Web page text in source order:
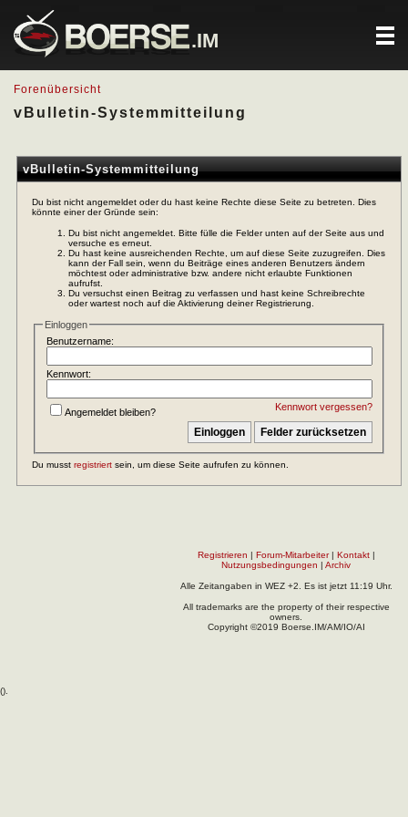
.IM
Forenübersicht
vBulletin-Systemmitteilung
vBulletin-Systemmitteilung
Du bist nicht angemeldet oder du hast keine Rechte diese Seite zu betreten. Dies
könnte einer der Gründe sein:
Du bist nicht angemeldet. Bitte fülle die Felder unten auf der Seite aus und
versuche es erneut.
Du hast keine ausreichenden Rechte, um auf diese Seite zuzugreifen. Dies
kann der Fall sein, wenn du Beiträge eines anderen Benutzers ändern
möchtest oder administrative bzw. andere nicht erlaubte Funktionen
aufrufst.
Du versuchst einen Beitrag zu verfassen und hast keine Schreibrechte
oder wartest noch auf die Aktivierung deiner Registrierung.
Einloggen
Benutzername:
Kennwort:
Kennwort vergessen?
Angemeldet bleiben?
Du musst registriert sein, um diese Seite aufrufen zu können.
Registrieren | Forum-Mitarbeiter| Kontakt|
Nutzungsbedingungen | Archiv
Alle Zeitangaben in WEZ +2. Es ist jetzt 11:19 Uhr.
All trademarks are the property of their respective
owners.
Copyright ©2019 Boerse.IM/AM/IO/AI
().